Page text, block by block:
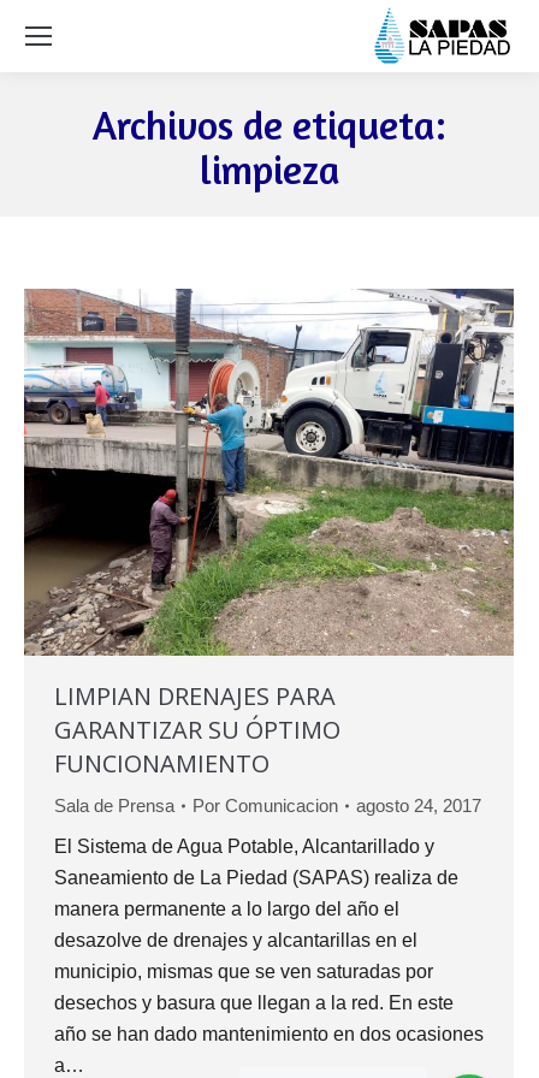
Archivos de etiqueta:
limpieza
LIMPIAN DRENAJES PARA
GARANTIZAR SU ÓPTIMO
FUNCIONAMIENTO
Sala de Prensa Por Comunicacion
agosto 24, 2017
El Sistema de Agua Potable, Alcantarillado y
Saneamiento de La Piedad (SAPAS) realiza de
manera permanente a lo largo del año el
desazolve de drenajes y alcantarillas en el
municipio, mismas que se ven saturadas por
desechos y basura que llegan a la red. En este
año se han dado mantenimiento en dos ocasiones
a…